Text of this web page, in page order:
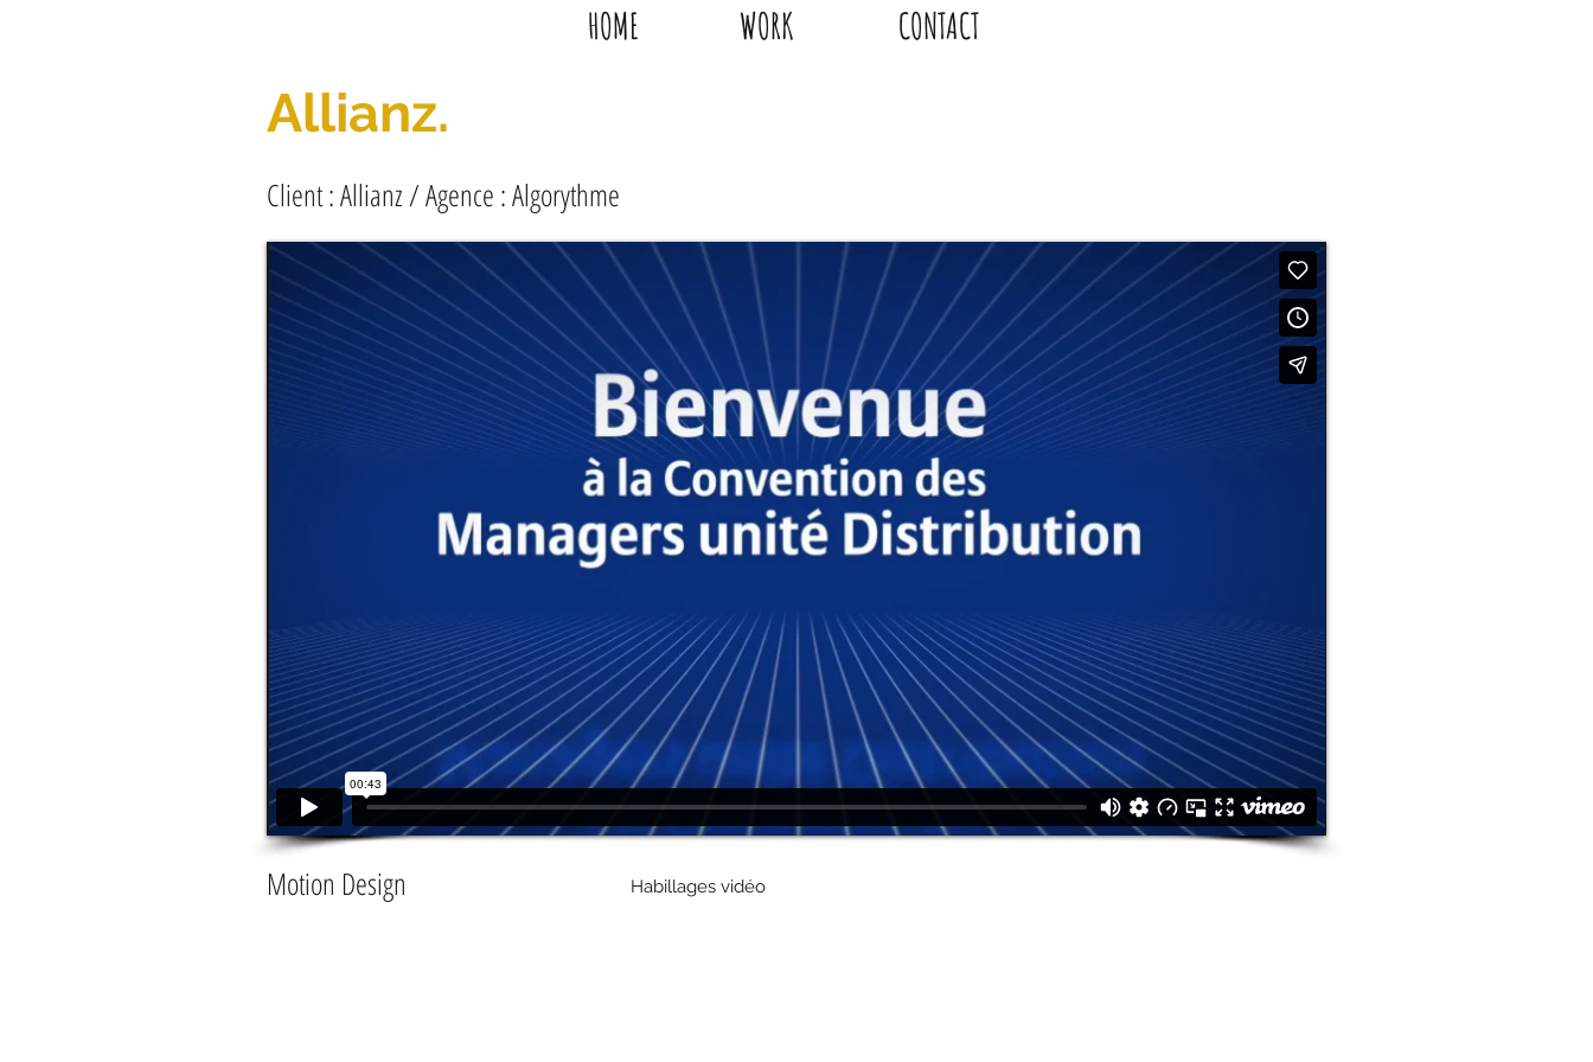
HOME WORK CONTACT
Allianz.
Client : Allianz / Agence : Algorythme
Motion Design Habillages vidéo